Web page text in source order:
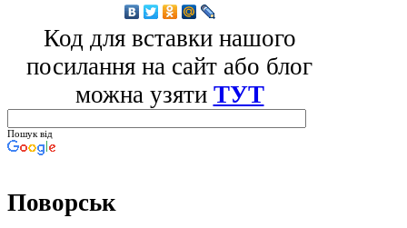
Код для вставки нашого
посилання на сайт або блог
можна узяти ТУТ
Пошук від
Поворськ